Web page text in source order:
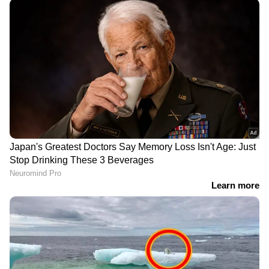
നിന്നാണെന്ന് കുക്കു
പരമേശ്വരൻ സമ്മതിച്ചെന്ന്
ശ്വേത; അൻസിബയുടെ
പരാതി കേൾക്കാൻ
പ്രത്യേക സമിതി
അനന്തൻ കാട്ടിലെ
പോരാട്ടങ്ങൾ! ആര്യ
നായകനാകുന്ന മലയാള
ചിത്രം 'അനന്തൻ കാട് '
റിലീസ് ഡേറ്റ്
അനൗൺസ്മെൻ്റ് ടീസർ
പുറത്ത്, ചിത്രം ജൂൺ 25 ന്
തിയേറ്ററുകളിൽ